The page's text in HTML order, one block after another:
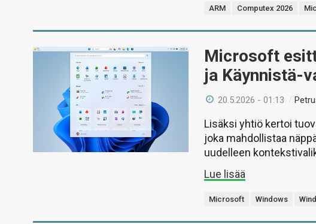
ARM Computex 2026
Microsoft
ja Käynnistä-
20.5.2026 - 01:13 /
Lisäksi yhtiö kertoi
joka mahdollistaa
uudelleen
Lue lisää
Microsoft Windows